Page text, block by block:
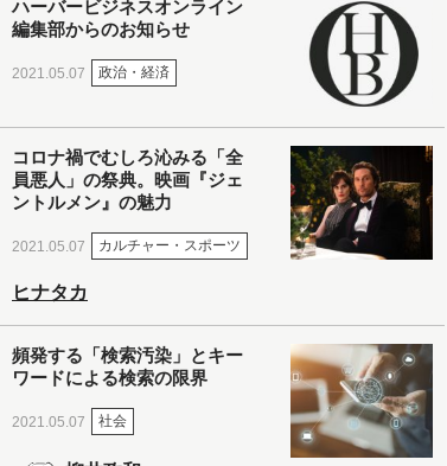
ハーバービジネスオンライン
編集部からのお知らせ
2021.05.07 政治・経済
コロナ禍でむしろ沁みる「全
員悪人」の祭典。映画『ジェ
ントルメン』の魅力
2021.05.07 カルチャー・スポーツ
ヒナタカ
頻発する「検索汚染」とキー
ワードによる検索の限界
2021.05.07 社会